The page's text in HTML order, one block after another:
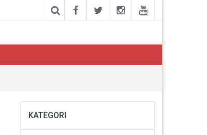
KATEGORI